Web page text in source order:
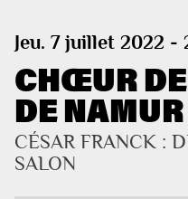
Jeu. 7 juillet 2022 -
CHŒUR
DE NAMUR
CÉSAR FRANCK :
SALON